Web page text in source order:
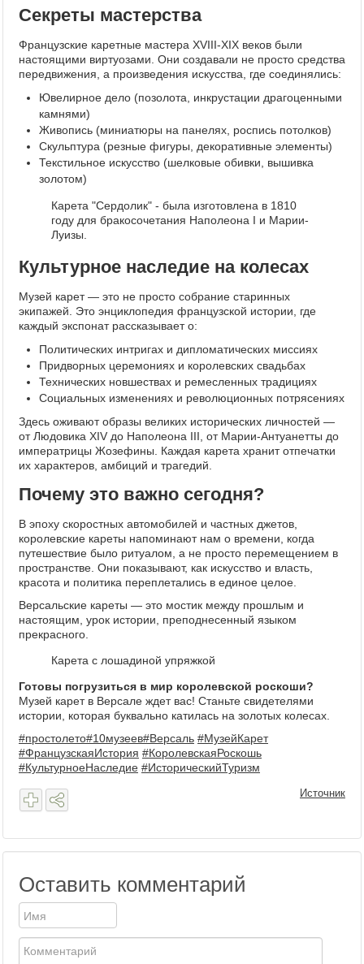
Секреты мастерства
Французские каретные мастера XVIII-XIX веков были
настоящими виртуозами. Они создавали не просто средства
передвижения, а произведения искусства, где соединялись:
Ювелирное дело (позолота, инкрустации драгоценными
камнями)
Живопись (миниатюры на панелях, роспись потолков)
Скульптура (резные фигуры, декоративные элементы)
Текстильное искусство (шелковые обивки, вышивка
золотом)
Карета "Сердолик" - была изготовлена в 1810
году для бракосочетания Наполеона I и Марии-
Луизы.
Культурное наследие на колесах
Музей карет — это не просто собрание старинных
экипажей. Это энциклопедия французской истории, где
каждый экспонат рассказывает о:
Политических интригах и дипломатических миссиях
Придворных церемониях и королевских свадьбах
Технических новшествах и ремесленных традициях
Социальных изменениях и революционных потрясениях
Здесь оживают образы великих исторических личностей —
от Людовика XIV до Наполеона III, от Марии-Антуанетты до
императрицы Жозефины. Каждая карета хранит отпечатки
их характеров, амбиций и трагедий.
Почему это важно сегодня?
В эпоху скоростных автомобилей и частных джетов,
королевские кареты напоминают нам о времени, когда
путешествие было ритуалом, а не просто перемещением в
пространстве. Они показывают, как искусство и власть,
красота и политика переплетались в единое целое.
Версальские кареты — это мостик между прошлым и
настоящим, урок истории, преподнесенный языком
прекрасного.
Карета с лошадиной упряжкой
Готовы погрузиться в мир королевской роскоши?
Музей карет в Версале ждет вас! Станьте свидетелями
истории, которая буквально катилась на золотых колесах.
#простолето#10музеев#Версаль #МузейКарет
#ФранцузскаяИстория #КоролевскаяРоскошь
#КультурноеНаследие #ИсторическийТуризм
Источник
Оставить комментарий